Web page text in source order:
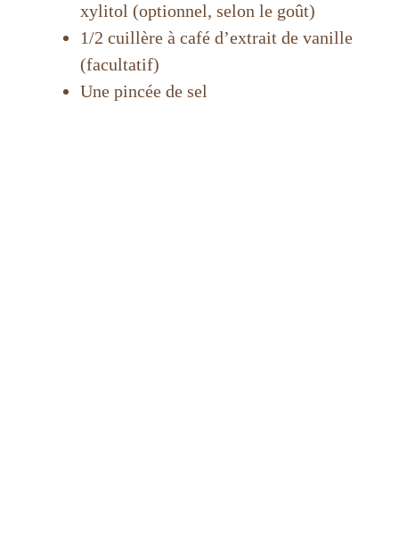
xylitol (optionnel, selon le goût)
1/2 cuillère à café d’extrait de vanille
(facultatif)
Une pincée de sel